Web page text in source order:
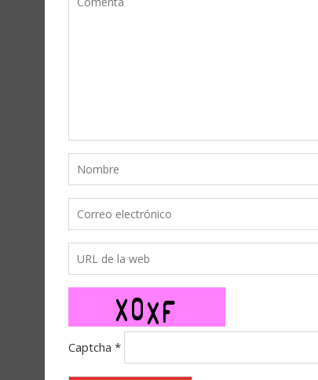
Captcha *